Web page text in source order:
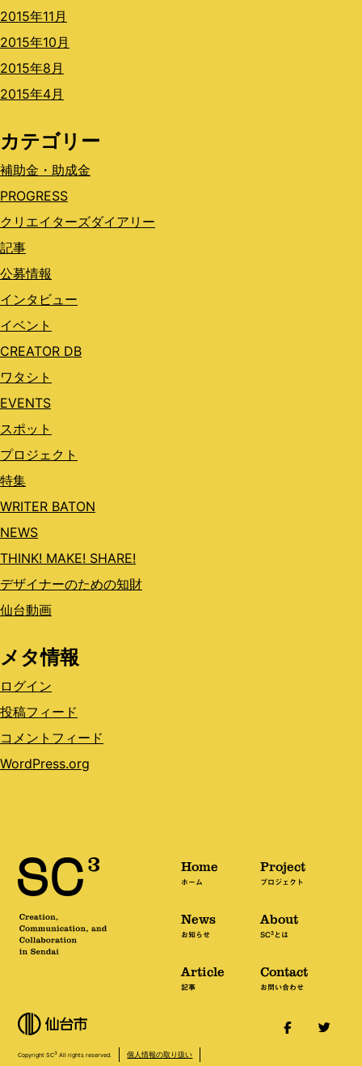
2015年11月
2015年10月
2015年8月
2015年4月
カテゴリー
補助金・助成金
PROGRESS
クリエイターズダイアリー
記事
公募情報
インタビュー
イベント
CREATOR DB
ワタシト
EVENTS
スポット
プロジェクト
特集
WRITER BATON
NEWS
THINK! MAKE! SHARE!
デザイナーのための知財
仙台動画
メタ情報
ログイン
投稿フィード
コメントフィード
WordPress.org
Home
ホーム
News
お知らせ
Article
記事
Project
プロジェクト
About
SC3とは
Contact
お問い合わせ
Copyright SC3 All rights reserved. 個人情報の取り扱い